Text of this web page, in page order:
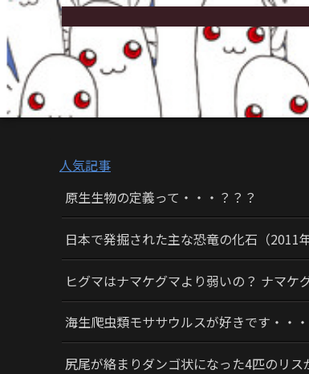
人気記事
原生生物の定義って・・・？？？
日本で発掘された主な恐竜の化石（2011
ヒグマはナマケグマより弱いの？ ナマケ
海生爬虫類モササウルスが好きです・・
尻尾が絡まりダンゴ状になった4匹のリス